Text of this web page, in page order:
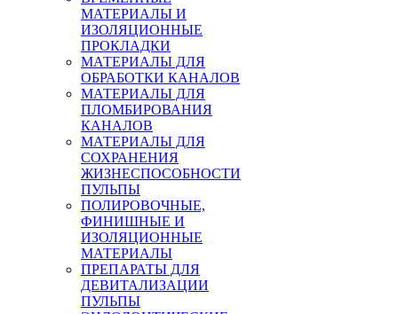
МАТЕРИАЛЫ И
ИЗОЛЯЦИОННЫЕ
ПРОКЛАДКИ
МАТЕРИАЛЫ ДЛЯ
ОБРАБОТКИ КАНАЛОВ
МАТЕРИАЛЫ ДЛЯ
ПЛОМБИРОВАНИЯ
КАНАЛОВ
МАТЕРИАЛЫ ДЛЯ
СОХРАНЕНИЯ
ЖИЗНЕСПОСОБНОСТИ
ПУЛЬПЫ
ПОЛИРОВОЧНЫЕ,
ФИНИШНЫЕ И
ИЗОЛЯЦИОННЫЕ
МАТЕРИАЛЫ
ПРЕПАРАТЫ ДЛЯ
ДЕВИТАЛИЗАЦИИ
ПУЛЬПЫ